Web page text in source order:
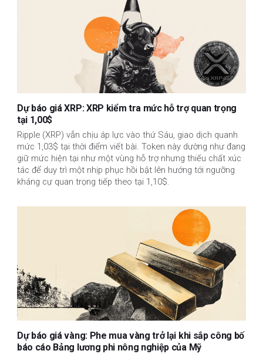
Dự báo giá XRP: XRP kiểm tra mức hỗ trợ quan trọng
tại 1,00$
Ripple (XRP) vẫn chịu áp lực vào thứ Sáu, giao dịch quanh
mức 1,03$ tại thời điểm viết bài. Token này dường như đang
giữ mức hiện tại như một vùng hỗ trợ nhưng thiếu chất xúc
tác để duy trì một nhịp phục hồi bật lên hướng tới ngưỡng
kháng cự quan trọng tiếp theo tại 1,10$.
Dự báo giá vàng: Phe mua vàng trở lại khi sắp công bố
báo cáo Bảng lương phi nông nghiệp của Mỹ